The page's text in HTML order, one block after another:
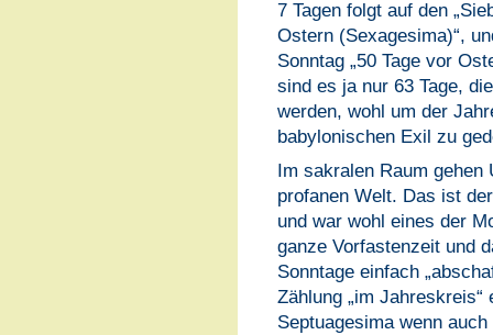
7 Tagen folgt auf den
Ostern (Sexagesima)“,
Sonntag „50 Tage vor
sind es ja nur 63 Tage,
werden, wohl um der
babylonischen Exil zu
Im sakralen Raum gehen
profanen Welt. Das ist
und war wohl eines der
ganze Vorfastenzeit und
Sonntage einfach
Zählung „im
Septuagesima wenn